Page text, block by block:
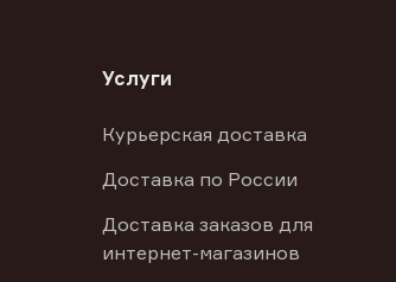
Услуги
Курьерская доставка
Доставка по России
Доставка заказов для
интернет-магазинов